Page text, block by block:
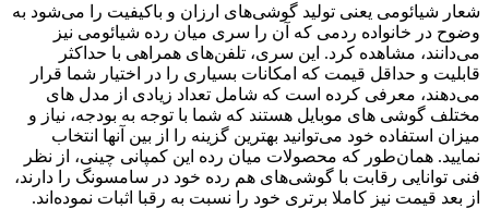
شیائومی یعنی تولید گوشی‌های ارزان و باکیفیت را می‌شود به
در خانواده ردمی که آن را سری میان رده شیائومی نیز
مشاهده کرد. این سری، تلفن‌های همراهی با حداکثر
و حداقل قیمت که امکانات بسیاری را در اختیار شما قرار
معرفی کرده است که شامل تعداد زیادی از مدل های
گوشی های موبایل هستند که شما با توجه به بودجه، نیاز و
استفاده خود می‌توانید بهترین گزینه را از بین آنها انتخاب
همان‌طور که محصولات میان رده این کمپانی چینی، از نظر
توانایی رقابت با گوشی‌های هم رده خود در سامسونگ را دارند،
بعد قیمت نیز کاملا برتری خود را نسبت به رقبا اثبات نموده‌اند.